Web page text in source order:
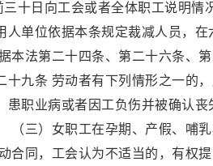
十日向工会或者全体职工说明情
单位依据本条规定裁减人员，
本法第二十四条、第二十六条、
九条 劳动者有下列情形之一的
职业病或者因工负伤并被确认丧
（三）女职工在孕期、产假、哺
合同，工会认为不适当的，有权